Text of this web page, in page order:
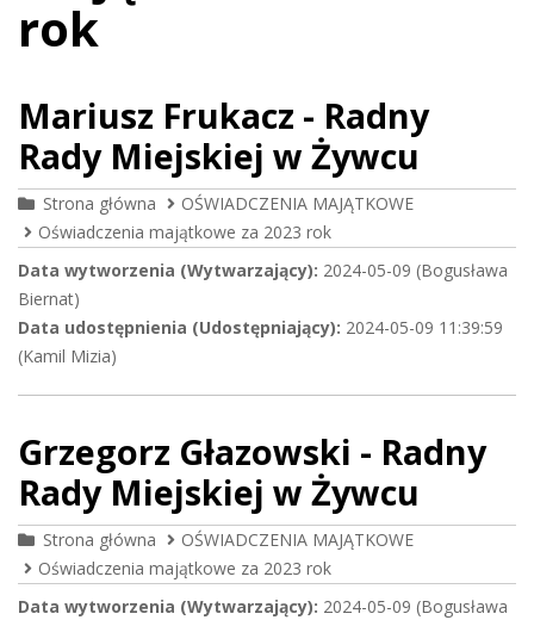
rok
Mariusz Frukacz - Radny
Rady Miejskiej w Żywcu
Strona główna
OŚWIADCZENIA MAJĄTKOWE
Oświadczenia majątkowe za 2023 rok
Data wytworzenia (Wytwarzający): 2024-05-09 (Bogusława
Biernat)
Data udostępnienia (Udostępniający): 2024-05-09 11:39:59
(Kamil Mizia)
Grzegorz Głazowski - Radny
Rady Miejskiej w Żywcu
Strona główna
OŚWIADCZENIA MAJĄTKOWE
Oświadczenia majątkowe za 2023 rok
Data wytworzenia (Wytwarzający): 2024-05-09 (Bogusława